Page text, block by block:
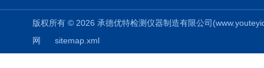
版权所有 © 2026 承德优特检测仪器制造有限公司
网
sitemap.xml